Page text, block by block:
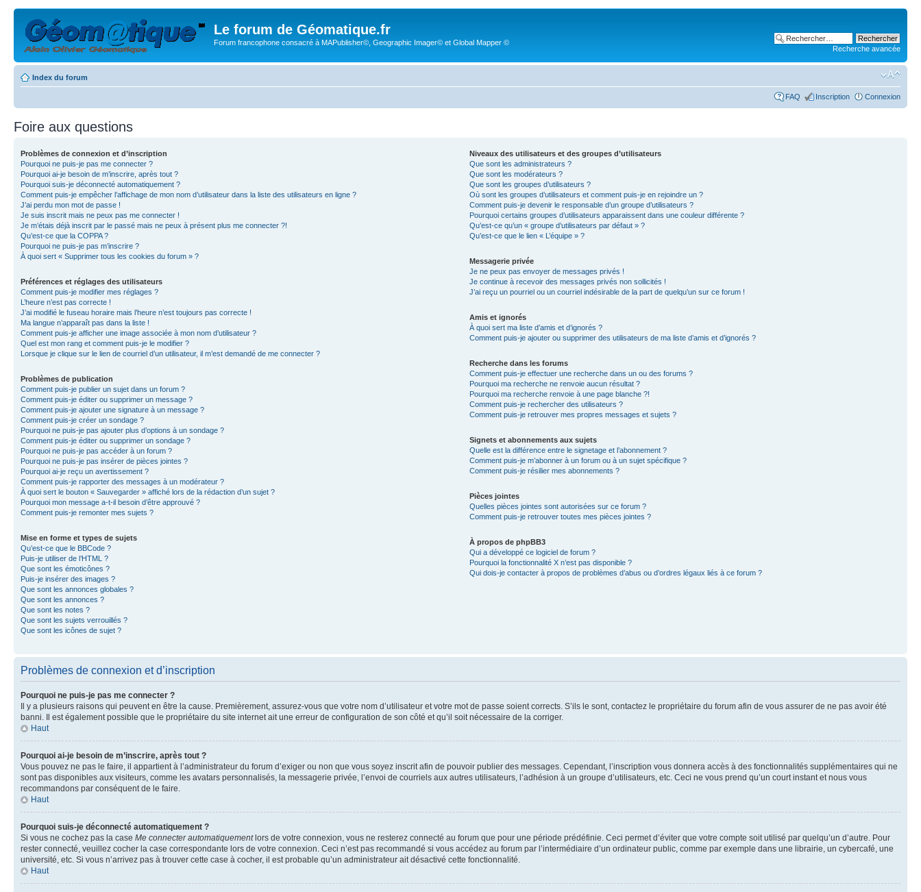
Le forum de Géomatique.fr
Forum francophone consacré à MAPublisher©, Geographic Imager© et Global Mapper ©
Recherche avancée
Index du forum
FAQ Inscription Connexion
Foire aux questions
Problèmes de connexion et d’inscription
Pourquoi ne puis-je pas me connecter ?
Pourquoi ai-je besoin de m’inscrire, après tout ?
Pourquoi suis-je déconnecté automatiquement ?
Comment puis-je empêcher l’affichage de mon nom d’utilisateur dans la liste des utilisateurs en ligne ?
J’ai perdu mon mot de passe !
Je suis inscrit mais ne peux pas me connecter !
Je m’étais déjà inscrit par le passé mais ne peux à présent plus me connecter ?!
Qu’est-ce que la COPPA ?
Pourquoi ne puis-je pas m’inscrire ?
À quoi sert « Supprimer tous les cookies du forum » ?
Préférences et réglages des utilisateurs
Comment puis-je modifier mes réglages ?
L’heure n’est pas correcte !
J’ai modifié le fuseau horaire mais l’heure n’est toujours pas correcte !
Ma langue n’apparaît pas dans la liste !
Comment puis-je afficher une image associée à mon nom d’utilisateur ?
Quel est mon rang et comment puis-je le modifier ?
Lorsque je clique sur le lien de courriel d’un utilisateur, il m’est demandé de me connecter ?
Problèmes de publication
Comment puis-je publier un sujet dans un forum ?
Comment puis-je éditer ou supprimer un message ?
Comment puis-je ajouter une signature à un message ?
Comment puis-je créer un sondage ?
Pourquoi ne puis-je pas ajouter plus d’options à un sondage ?
Comment puis-je éditer ou supprimer un sondage ?
Pourquoi ne puis-je pas accéder à un forum ?
Pourquoi ne puis-je pas insérer de pièces jointes ?
Pourquoi ai-je reçu un avertissement ?
Comment puis-je rapporter des messages à un modérateur ?
À quoi sert le bouton « Sauvegarder » affiché lors de la rédaction d’un sujet ?
Pourquoi mon message a-t-il besoin d’être approuvé ?
Comment puis-je remonter mes sujets ?
Mise en forme et types de sujets
Qu’est-ce que le BBCode ?
Puis-je utiliser de l’HTML ?
Que sont les émoticônes ?
Puis-je insérer des images ?
Que sont les annonces globales ?
Que sont les annonces ?
Que sont les notes ?
Que sont les sujets verrouillés ?
Que sont les icônes de sujet ?
Niveaux des utilisateurs et des groupes d’utilisateurs
Que sont les administrateurs ?
Que sont les modérateurs ?
Que sont les groupes d’utilisateurs ?
Où sont les groupes d’utilisateurs et comment puis-je en rejoindre un ?
Comment puis-je devenir le responsable d’un groupe d’utilisateurs ?
Pourquoi certains groupes d’utilisateurs apparaissent dans une couleur différente ?
Qu’est-ce qu’un « groupe d’utilisateurs par défaut » ?
Qu’est-ce que le lien « L’équipe » ?
Messagerie privée
Je ne peux pas envoyer de messages privés !
Je continue à recevoir des messages privés non sollicités !
J’ai reçu un pourriel ou un courriel indésirable de la part de quelqu’un sur ce forum !
Amis et ignorés
À quoi sert ma liste d’amis et d’ignorés ?
Comment puis-je ajouter ou supprimer des utilisateurs de ma liste d’amis et d’ignorés ?
Recherche dans les forums
Comment puis-je effectuer une recherche dans un ou des forums ?
Pourquoi ma recherche ne renvoie aucun résultat ?
Pourquoi ma recherche renvoie à une page blanche ?!
Comment puis-je rechercher des utilisateurs ?
Comment puis-je retrouver mes propres messages et sujets ?
Signets et abonnements aux sujets
Quelle est la différence entre le signetage et l’abonnement ?
Comment puis-je m’abonner à un forum ou à un sujet spécifique ?
Comment puis-je résilier mes abonnements ?
Pièces jointes
Quelles pièces jointes sont autorisées sur ce forum ?
Comment puis-je retrouver toutes mes pièces jointes ?
À propos de phpBB3
Qui a développé ce logiciel de forum ?
Pourquoi la fonctionnalité X n’est pas disponible ?
Qui dois-je contacter à propos de problèmes d’abus ou d’ordres légaux liés à ce forum ?
Problèmes de connexion et d’inscription
Pourquoi ne puis-je pas me connecter ?
Il y a plusieurs raisons qui peuvent en être la cause. Premièrement, assurez-vous que votre nom d’utilisateur et votre mot de passe soient corrects. S’ils le sont, contactez le propriétaire du forum afin de vous assurer de ne pas avoir été
banni. Il est également possible que le propriétaire du site internet ait une erreur de configuration de son côté et qu’il soit nécessaire de la corriger.
Haut
Pourquoi ai-je besoin de m’inscrire, après tout ?
Vous pouvez ne pas le faire, il appartient à l’administrateur du forum d’exiger ou non que vous soyez inscrit afin de pouvoir publier des messages. Cependant, l’inscription vous donnera accès à des fonctionnalités supplémentaires qui ne
sont pas disponibles aux visiteurs, comme les avatars personnalisés, la messagerie privée, l’envoi de courriels aux autres utilisateurs, l’adhésion à un groupe d’utilisateurs, etc. Ceci ne vous prend qu’un court instant et nous vous
recommandons par conséquent de le faire.
Haut
Pourquoi suis-je déconnecté automatiquement ?
Si vous ne cochez pas la case Me connecter automatiquementlors de votre connexion, vous ne resterez connecté au forum que pour une période prédéfinie. Ceci permet d’éviter que votre compte soit utilisé par quelqu’un d’autre. Pour
rester connecté, veuillez cocher la case correspondante lors de votre connexion. Ceci n’est pas recommandé si vous accédez au forum par l’intermédiaire d’un ordinateur public, comme par exemple dans une librairie, un cybercafé, une
université, etc. Si vous n’arrivez pas à trouver cette case à cocher, il est probable qu’un administrateur ait désactivé cette fonctionnalité.
Haut